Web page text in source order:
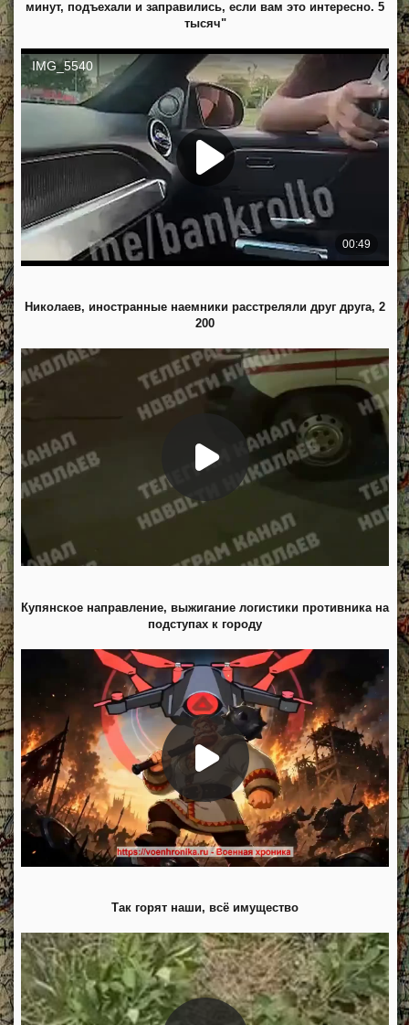
минут, подъехали и заправились, если вам это интересно. 5
тысяч"
Николаев, иностранные наемники расстреляли друг друга, 2
200
Купянское направление, выжигание логистики противника на
подступах к городу
Так горят наши, всё имущество